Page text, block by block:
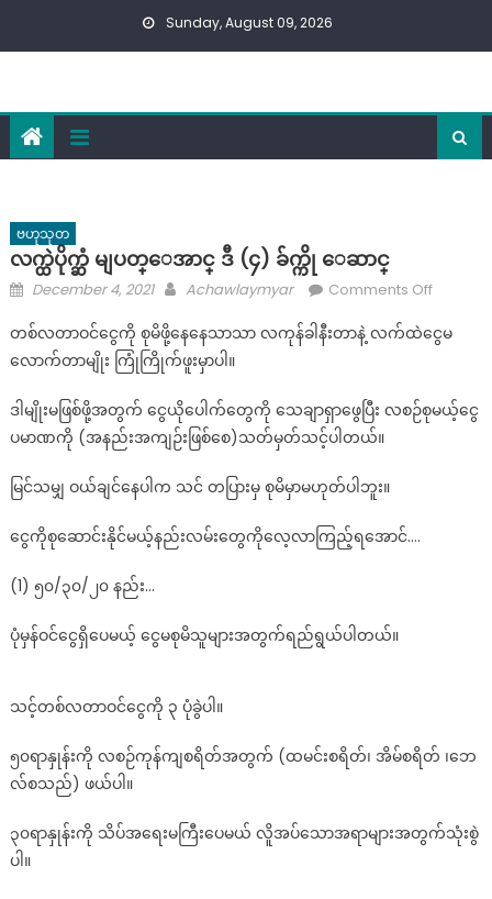
Sunday, August 09, 2026
ဗဟုသုတ
လက္ထဲပိုက္ဆံ မျပတ္ေအာင္ ဒီ (၄) ခ်က္ကို ေဆာင္
Posted
December 4, 2021 Author
Achawlaymyar Comments Offon
က္
က္
ဆာ
င္
တစ်လတာဝင်ငွေကို စုမိဖို့နေနေသာသာ လကုန်ခါနီးတာနဲ့ လက်ထဲငွေမ
လောက်တာမျိုး ကြုံကြိုက်ဖူးမှာပါ။
ဒါမျိုးမဖြစ်ဖို့အတွက် ငွေယိုပေါက်တွေကို သေချာရှာဖွေပြီး လစဉ်စုမယ့်ငွေ
ပမာဏကို (အနည်းအကျဉ်းဖြစ်စေ)သတ်မှတ်သင့်ပါတယ်။
မြင်သမျှ ဝယ်ချင်နေပါက သင် တပြားမှ စုမိမှာမဟုတ်ပါဘူး။
ငွေကိုစုဆောင်းနိုင်မယ့်နည်းလမ်းတွေကိုလေ့လာကြည့်ရအောင်….
(1) ၅၀/၃၀/၂၀ နည်း…
ပုံမှန်ဝင်ငွေရှိပေမယ့် ငွေမစုမိသူများအတွက်ရည်ရွယ်ပါတယ်။
သင့်တစ်လတာဝင်ငွေကို ၃ ပုံခွဲပါ။
၅၀ရာနှုန်းကို လစဉ်ကုန်ကျစရိတ်အတွက် (ထမင်းစရိတ်၊ အိမ်စရိတ် ၊ဘေ
လ်စသည်) ဖယ်ပါ။
၃၀ရာနှုန်းကို သိပ်အရေးမကြီးပေမယ် လိူအပ်သောအရာများအတွက်သုံးစွဲ
ပါ။